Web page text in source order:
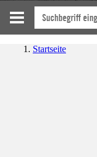
Startseite